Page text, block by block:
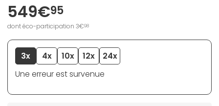
549€95
dont éco-participation 3€98
3x 4x 10x 12x
24x
Une erreur est survenue